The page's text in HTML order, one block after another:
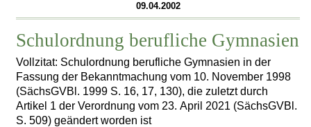
09.04.2002
Schulordnung berufliche Gymnasien
Vollzitat: Schulordnung berufliche Gymnasien in der
Fassung der Bekanntmachung vom 10. November 1998
(SächsGVBl. 1999 S. 16, 17, 130), die zuletzt durch
Artikel 1 der Verordnung vom 23. April 2021 (SächsGVBl.
S. 509) geändert worden ist